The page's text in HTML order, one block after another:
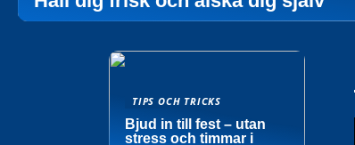
TIPS OCH TRICKS
Bjud in till fest – utan
stress och timmar i